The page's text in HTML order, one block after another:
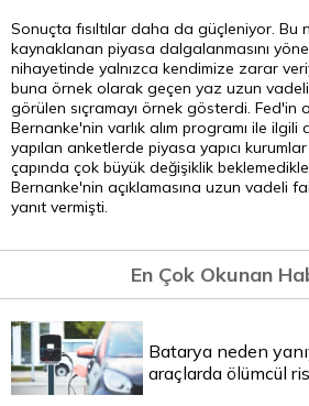
Sonuçta fısıltılar daha da güçleniyor. Bu
kaynaklanan piyasa dalgalanmasını
nihayetinde yalnızca kendimize zarar
buna örnek olarak geçen yaz uzun
görülen sıçramayı örnek gösterdi. Fed'in
Bernanke'nin varlık alım programı ile ilgili
yapılan anketlerde piyasa yapıcı kurumlar
çapında çok büyük değişiklik
Bernanke'nin açıklamasına uzun vadeli
yanıt vermişti.
En Çok Okunan
Batarya neden
araçlarda ölümcül